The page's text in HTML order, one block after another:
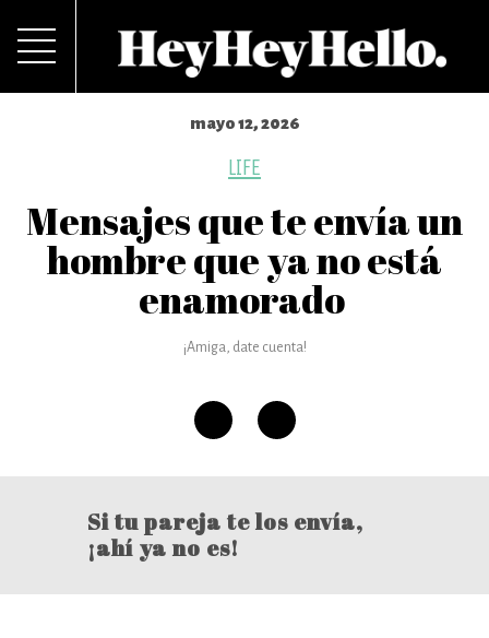
mayo 12, 2026
LIFE
Mensajes que te envía un
hombre que ya no está
enamorado
¡Amiga, date cuenta!
Si tu pareja te los envía,
¡ahí ya no es!